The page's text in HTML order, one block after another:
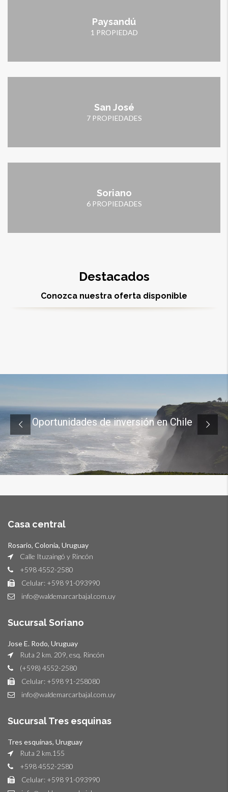
Paysandú
1 PROPIEDAD
San José
7 PROPIEDADES
Soriano
6 PROPIEDADES
Destacados
Conozca nuestra oferta disponible
Oportunidades de inversión en Chile
Casa central
Rosario, Colonia, Uruguay
Calle Ituzaingó y Rincón
+598 4552-2580
Celular: +598 91-093990
info@waldemarcarbajal.com.uy
Sucursal Soriano
Jose E. Rodo, Uruguay
Ruta 2 km. 209, esq. Rincón
(+598) 4552-2580
Celular: +598 91-258080
info@waldemarcarbajal.com.uy
Sucursal Tres esquinas
Tres esquinas, Uruguay
Ruta 2 km.155
+598 4552-2580
Celular: +598 91-093990